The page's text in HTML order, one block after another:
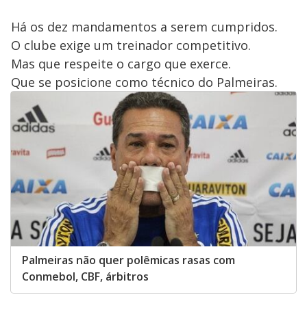
Há os dez mandamentos a serem cumpridos.
O clube exige um treinador competitivo.
Mas que respeite o cargo que exerce.
Que se posicione como técnico do Palmeiras.
Palmeiras não quer polêmicas rasas com
Conmebol, CBF, árbitros